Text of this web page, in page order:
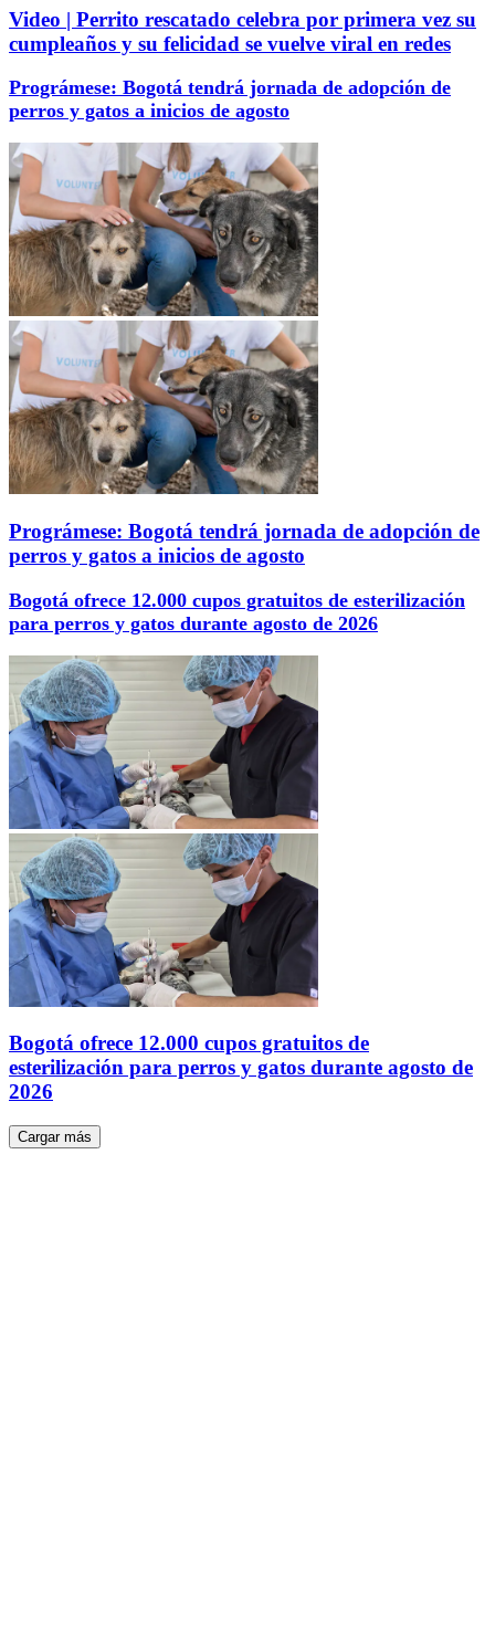
Video | Perrito rescatado celebra por primera vez su
cumpleaños y su felicidad se vuelve viral en redes
Prográmese: Bogotá tendrá jornada de adopción de
perros y gatos a inicios de agosto
Prográmese: Bogotá tendrá jornada de adopción de
perros y gatos a inicios de agosto
Bogotá ofrece 12.000 cupos gratuitos de esterilización
para perros y gatos durante agosto de 2026
Bogotá ofrece 12.000 cupos gratuitos de
esterilización para perros y gatos durante agosto de
2026
Cargar más